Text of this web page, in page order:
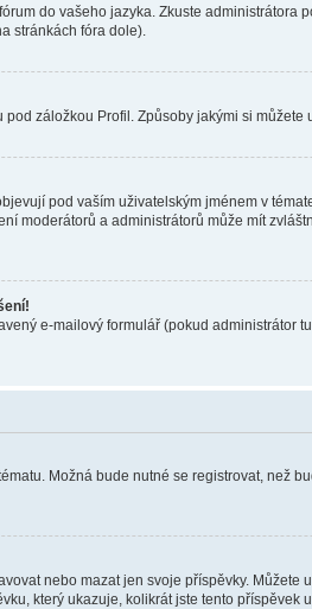
do vašeho jazyka. Zkuste
stránkách fóra dole).
záložkou Profil. Způsoby jakými si
pod vaším uživatelským jménem v
moderátorů a administrátorů může mít
e-mailový formulář (pokud
Možná bude nutné se registrovat, než
nebo mazat jen svoje příspěvky.
který ukazuje, kolikrát jste tento